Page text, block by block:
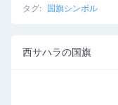
タグ: 国旗シンボル
西サハラの国旗